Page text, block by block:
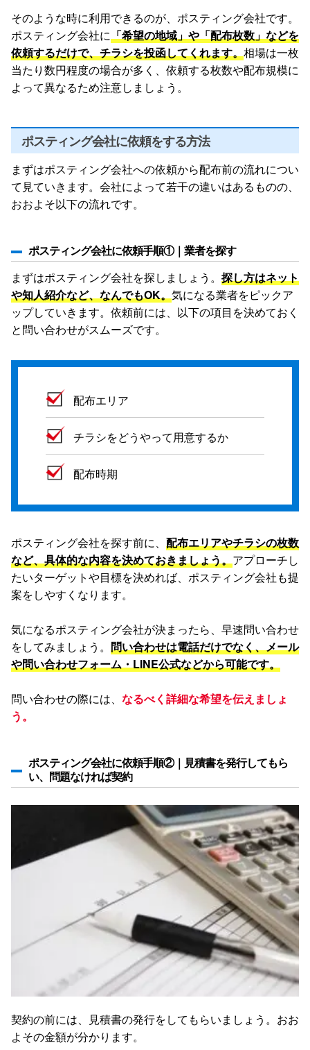
そのような時に利用できるのが、ポスティング会社です。
ポスティング会社に「希望の地域」や「配布枚数」などを
依頼するだけで、チラシを投函してくれます。相場は一枚
当たり数円程度の場合が多く、依頼する枚数や配布規模に
よって異なるため注意しましょう。
ポスティング会社に依頼をする方法
まずはポスティング会社への依頼から配布前の流れについ
て見ていきます。会社によって若干の違いはあるものの、
おおよそ以下の流れです。
ポスティング会社に依頼手順①｜業者を探す
まずはポスティング会社を探しましょう。 探し方はネット
や知人紹介など、なんでもOK。気になる業者をピックア
ップしていきます。依頼前には、以下の項目を決めておく
と問い合わせがスムーズです。
配布エリア
チラシをどうやって用意するか
配布時期
ポスティング会社を探す前に、 配布エリアやチラシの枚数
など、具体的な内容を決めておきましょう。アプローチし
たいターゲットや目標を決めれば、ポスティング会社も提
案をしやすくなります。
気になるポスティング会社が決まったら、早速問い合わせ
をしてみましょう。 問い合わせは電話だけでなく、メール
や問い合わせフォーム・LINE公式などから可能です。
問い合わせの際には、 なるべく詳細な希望を伝えましょ
う。
ポスティング会社に依頼手順②｜見積書を発行してもら
い、問題なければ契約
契約の前には、見積書の発行をしてもらいましょう。おお
よその金額が分かります。